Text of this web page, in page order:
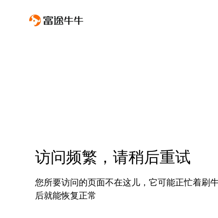
访问频繁，请稍后重试
您所要访问的页面不在这儿，它可能正忙着刷
后就能恢复正常